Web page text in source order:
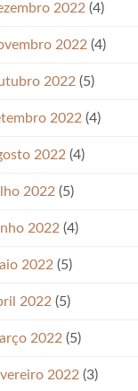
2022 (4)
2022 (4)
2022 (5)
2022 (4)
2022 (4)
2022 (5)
2022 (4)
2022 (5)
2022 (5)
2022 (5)
2022 (3)